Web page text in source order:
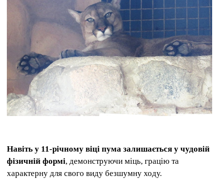
Навіть у 11-річному віці пума залишається у чудовій
фізичній формі, демонструючи міць, грацію та
характерну для свого виду безшумну ходу.